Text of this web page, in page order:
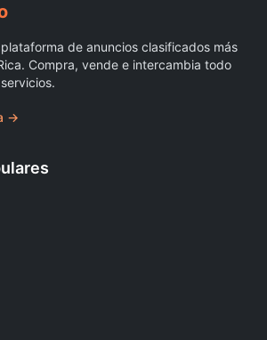
de anuncios clasificados más
Compra, vende e intercambia todo
→